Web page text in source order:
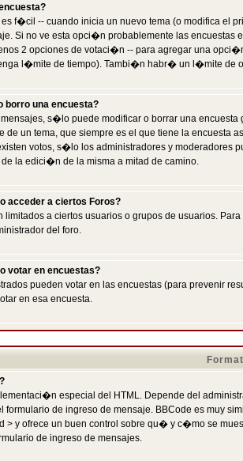
es f�cil -- cuando inicia un nuevo tema (o modifica el
Si no ve esta opci�n probablemente las
2 opciones de votaci�n -- para agregar una
l�mite de tiempo). Tambi�n habr� un l�mite de
una encuesta?
s�lo puede modificar o borrar una
de un tema, que siempre es el que tiene la encuesta
votos, s�lo los administradores y moderadores
la edici�n de la misma a mitad de camino.
acceder a ciertos Foros?
a ciertos usuarios o grupos de usuarios.
del foro.
votar en encuestas?
pueden votar en las encuestas (para prevenir
en esa encuesta.
especial del HTML. Depende del
de ingreso de mensaje. BBCode es muy
> y ofrece un buen control sobre qu� y c�mo se
de ingreso de mensajes.